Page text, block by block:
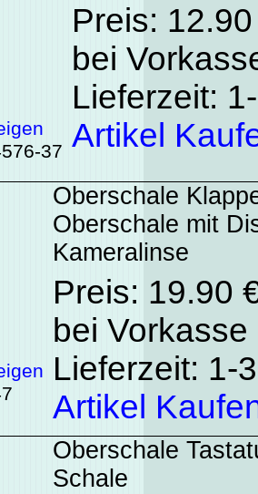
37
Preis:
bei
Lieferzeit:
Artikel
Oberschale
Oberschale mit
Kameralinse
Preis: 19.90
bei
Lieferzeit: 1-
Artikel
Oberschale
Schale